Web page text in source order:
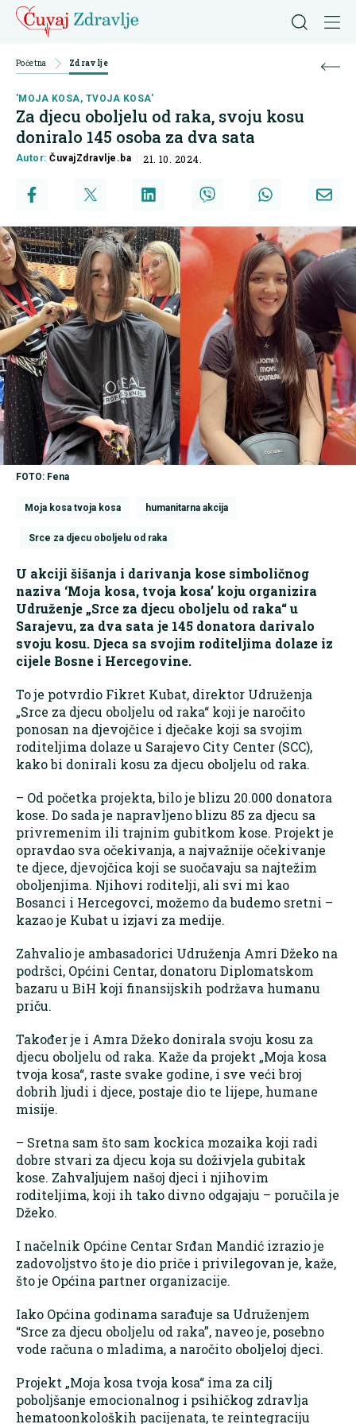
Početna Zdravlje
'MOJA KOSA, TVOJA KOSA'
Za djecu oboljelu od raka, svoju kosu
doniralo 145 osoba za dva sata
Autor:ČuvajZdravlje.ba 21. 10. 2024.
FOTO: Fena
Moja kosa tvoja kosa humanitarna akcija
Srce za djecu oboljelu od raka
U akciji šišanja i darivanja kose simboličnog
naziva ‘Moja kosa, tvoja kosa’ koju organizira
Udruženje „Srce za djecu oboljelu od raka“ u
Sarajevu, za dva sata je 145 donatora darivalo
svoju kosu. Djeca sa svojim roditeljima dolaze iz
cijele Bosne i Hercegovine.
To je potvrdio Fikret Kubat, direktor Udruženja
„Srce za djecu oboljelu od raka“ koji je naročito
ponosan na djevojčice i dječake koji sa svojim
roditeljima dolaze u Sarajevo City Center (SCC),
kako bi donirali kosu za djecu oboljelu od raka.
– Od početka projekta, bilo je blizu 20.000 donatora
kose. Do sada je napravljeno blizu 85 za djecu sa
privremenim ili trajnim gubitkom kose. Projekt je
opravdao sva očekivanja, a najvažnije očekivanje
te djece, djevojčica koji se suočavaju sa najtežim
oboljenjima. Njihovi roditelji, ali svi mi kao
Bosanci i Hercegovci, možemo da budemo sretni –
kazao je Kubat u izjavi za medije.
Zahvalio je ambasadorici Udruženja Amri Džeko na
podršci, Općini Centar, donatoru Diplomatskom
bazaru u BiH koji finansijskih podržava humanu
priču.
Također je i Amra Džeko donirala svoju kosu za
djecu oboljelu od raka. Kaže da projekt „Moja kosa
tvoja kosa“, raste svake godine, i sve veći broj
dobrih ljudi i djece, postaje dio te lijepe, humane
misije.
– Sretna sam što sam kockica mozaika koji radi
dobre stvari za djecu koja su doživjela gubitak
kose. Zahvaljujem našoj djeci i njihovim
roditeljima, koji ih tako divno odgajaju – poručila je
Džeko.
I načelnik Općine Centar Srđan Mandić izrazio je
zadovoljstvo što je dio priče i privilegovan je, kaže,
što je Općina partner organizacije.
Iako Općina godinama sarađuje sa Udruženjem
“Srce za djecu oboljelu od raka”, naveo je, posebno
vode računa o mladima, a naročito oboljeloj djeci.
Projekt „Moja kosa tvoja kosa“ ima za cilj
poboljšanje emocionalnog i psihičkog zdravlja
hematoonkoloških pacijenata, te reintegraciju